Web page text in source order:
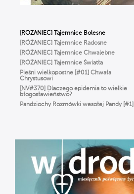
[RÓŻANIEC] Tajemnice Bolesne
[RÓŻANIEC] Tajemnice Radosne
[RÓŻANIEC] Tajemnice Chwalebne
[RÓŻANIEC] Tajemnice Światła
Pieśni wielkopostne [#01] Chwała
Chrystusowi
[NV#370] Dlaczego epidemia to wielkie
błogosławieństwo?
Pandziochy Rozmówki wesołej Pandy [#1]
O Imieniu
Droga do zbawienia [#01] Adam i Ewa.
Odpowiedzialni = wolni.
[RÓŻANIEC] Tajemnice Bolesne